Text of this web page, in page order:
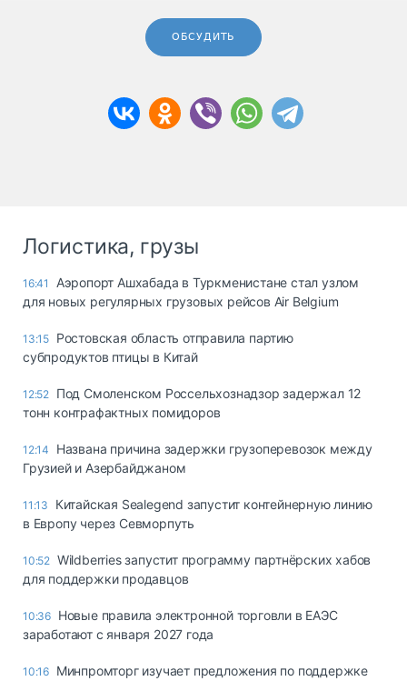
ОБСУДИТЬ
Логистика, грузы
16:41
Аэропорт Ашхабада в Туркменистане стал узлом
для новых регулярных грузовых рейсов Air Belgium
13:15 Ростовская область отправила партию
субпродуктов птицы в Китай
12:52 Под Смоленском Россельхознадзор задержал 12
тонн контрафактных помидоров
12:14
Названа причина задержки грузоперевозок между
Грузией и Азербайджаном
11:13
Китайская Sealegend запустит контейнерную линию
в Европу через Севморпуть
10:52 Wildberries запустит программу партнёрских хабов
для поддержки продавцов
10:36 Новые правила электронной торговли в ЕАЭС
заработают с января 2027 года
10:16 Минпромторг изучает предложения по поддержке